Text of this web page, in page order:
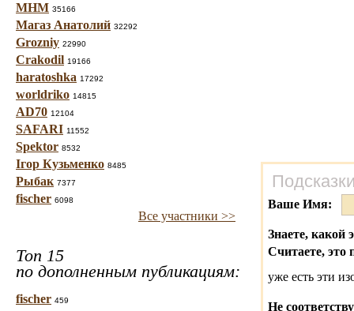
МНМ 35166
Магаз Анатолий 32292
Grozniy 22990
Crakodil 19166
haratoshka 17292
worldriko 14815
AD70 12104
SAFARI 11552
Spektor 8532
Ігор Кузьменко 8485
Рыбак 7377
fischer 6098
Все участники >>
Топ 15
по дополненным публикациям:
fischer 459
Ваше Имя:
Знаете, какой
Считаете, это
уже есть эти
Не